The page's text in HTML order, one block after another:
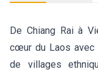
De Chiang Rai à
cœur du Laos avec
de villages